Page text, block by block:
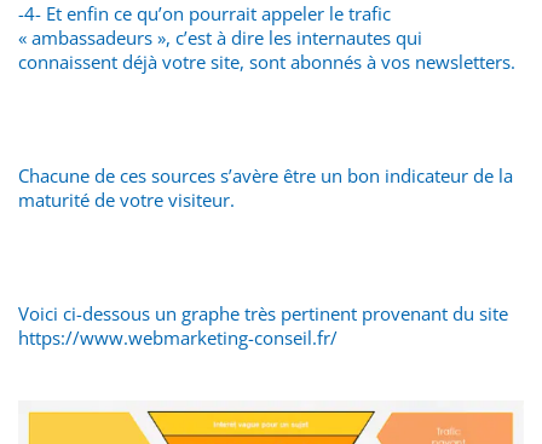
-4- Et enfin ce qu’on pourrait appeler le trafic
« ambassadeurs », c’est à dire les internautes qui
connaissent déjà votre site, sont abonnés à vos newsletters.
Chacune de ces sources s’avère être un bon indicateur de la
maturité de votre visiteur.
Voici ci-dessous un graphe très pertinent provenant du site
https://www.webmarketing-conseil.fr/